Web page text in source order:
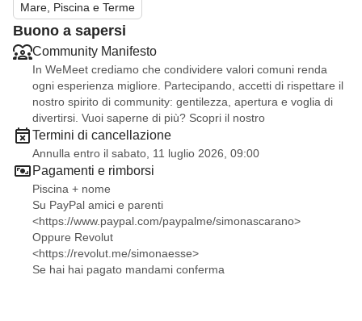
Mare, Piscina e Terme
Buono a sapersi
Community Manifesto
In WeMeet crediamo che condividere valori comuni renda
ogni esperienza migliore. Partecipando, accetti di rispettare il
nostro spirito di community: gentilezza, apertura e voglia di
divertirsi. Vuoi saperne di più? Scopri il nostro
Termini di cancellazione
Annulla entro il sabato, 11 luglio 2026, 09:00
Pagamenti e rimborsi
Piscina + nome
Su PayPal amici e parenti
<https://www.paypal.com/paypalme/simonascarano>
Oppure Revolut
<https://revolut.me/simonaesse>
Se hai hai pagato mandami conferma